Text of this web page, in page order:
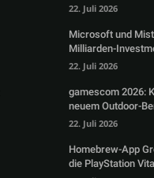
22. Juli 2026
Microsoft und
Milliarden-
22. Juli 2026
gamescom 2026:
neuem Outdoor-
22. Juli 2026
Homebrew-App
die PlayStation Vita